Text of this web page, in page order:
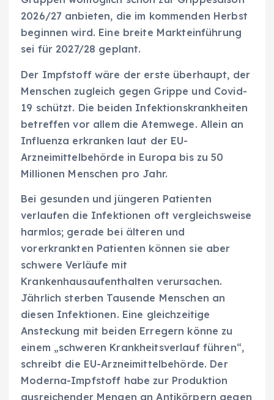
2026/27 anbieten, die im kommenden Herbst
beginnen wird. Eine breite Markteinführung
sei für 2027/28 geplant.
Der Impfstoff wäre der erste überhaupt, der
Menschen zugleich gegen Grippe und Covid-
19 schützt. Die beiden Infektionskrankheiten
betreffen vor allem die Atemwege. Allein an
Influenza erkranken laut der EU-
Arzneimittelbehörde in Europa bis zu 50
Millionen Menschen pro Jahr.
Bei gesunden und jüngeren Patienten
verlaufen die Infektionen oft vergleichsweise
harmlos; gerade bei älteren und
vorerkrankten Patienten können sie aber
schwere Verläufe mit
Krankenhausaufenthalten verursachen.
Jährlich sterben Tausende Menschen an
diesen Infektionen. Eine gleichzeitige
Ansteckung mit beiden Erregern könne zu
einem „schweren Krankheitsverlauf führen“,
schreibt die EU-Arzneimittelbehörde. Der
Moderna-Impfstoff habe zur Produktion
ausreichender Mengen an Antikörpern gegen